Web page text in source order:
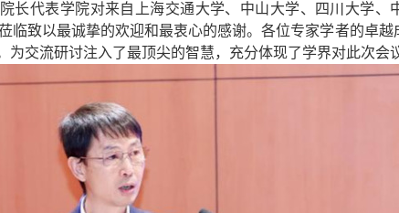
长代表学院对来自上海交通大学、中山大学、四川大学、
临致以最诚挚的欢迎和最衷心的感谢。各位专家学者的卓越
交流研讨注入了最顶尖的智慧，充分体现了学界对此次会